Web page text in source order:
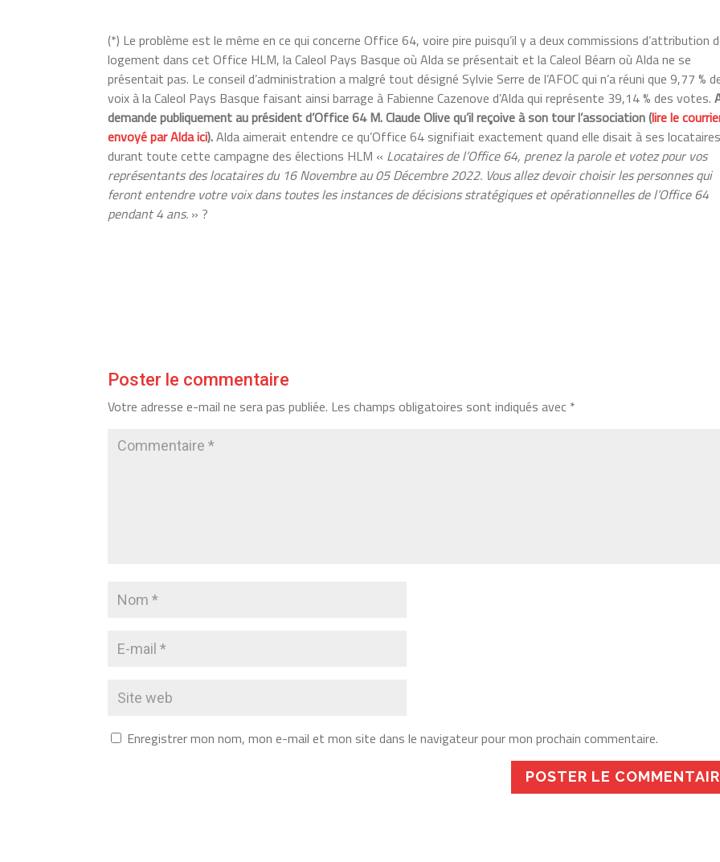
(*) Le problème est le même en ce qui concerne Office 64, voire pire puisqu’il y a deux commissions d’attribution
logement dans cet Office HLM, la Caleol Pays Basque où Alda se présentait et la Caleol Béarn où Alda ne se
présentait pas. Le conseil d’administration a malgré tout désigné Sylvie Serre de l’AFOC qui n’a réuni que 9,77 %
voix à la Caleol Pays Basque faisant ainsi barrage à Fabienne Cazenove d’Alda qui représente 39,14 % des votes.
demande publiquement au président d’Office 64 M. Claude Olive qu’il reçoive à son tour l’association (lire le
envoyé par Alda ici).Alda aimerait entendre ce qu’Office 64 signifiait exactement quand elle disait à ses locataires
durant toute cette campagne des élections HLM « Locataires de l’Office 64, prenez la parole et votez pour vos
représentants des locataires du 16 Novembre au 05 Décembre 2022. Vous allez devoir choisir les personnes qui
feront entendre votre voix dans toutes les instances de décisions stratégiques et opérationnelles de l’Office 64
pendant 4 ans. » ?
Poster le commentaire
Votre adresse e-mail ne sera pas publiée. Les champs obligatoires sont indiqués avec *
Enregistrer mon nom, mon e-mail et mon site dans le navigateur pour mon prochain commentaire.